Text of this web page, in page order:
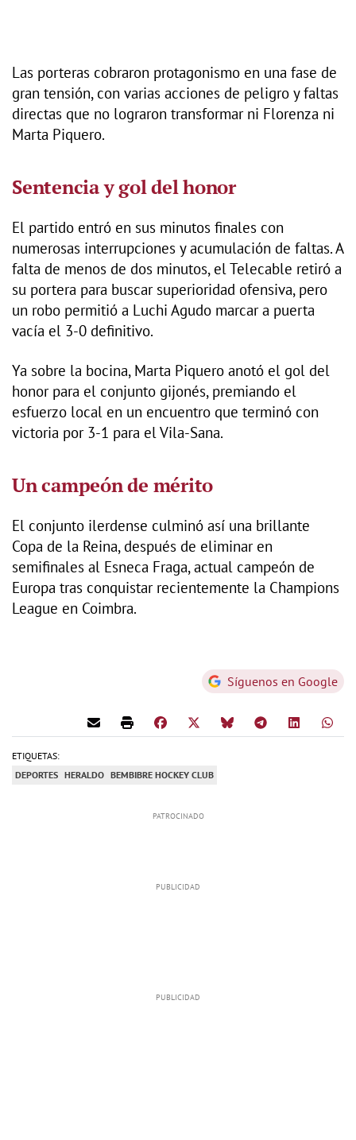
Las porteras cobraron protagonismo en una fase de
gran tensión, con varias acciones de peligro y faltas
directas que no lograron transformar ni Florenza ni
Marta Piquero.
Sentencia y gol del honor
El partido entró en sus minutos finales con
numerosas interrupciones y acumulación de faltas. A
falta de menos de dos minutos, el Telecable retiró a
su portera para buscar superioridad ofensiva, pero
un robo permitió a Luchi Agudo marcar a puerta
vacía el 3-0 definitivo.
Ya sobre la bocina, Marta Piquero anotó el gol del
honor para el conjunto gijonés, premiando el
esfuerzo local en un encuentro que terminó con
victoria por 3-1 para el Vila-Sana.
Un campeón de mérito
El conjunto ilerdense culminó así una brillante
Copa de la Reina, después de eliminar en
semifinales al Esneca Fraga, actual campeón de
Europa tras conquistar recientemente la Champions
League en Coimbra.
Síguenos en Google
ETIQUETAS:
DEPORTES HERALDO BEMBIBRE HOCKEY CLUB